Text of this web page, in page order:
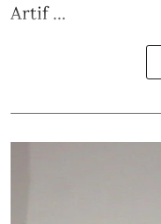
Artif ...